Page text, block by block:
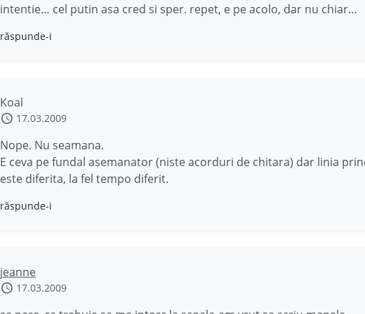
intentie… cel putin asa cred si sper. repet, e pe acolo, dar nu chiar…
răspunde-i
Koal
17.03.2009
Nope. Nu seamana.
E ceva pe fundal asemanator (niste acorduri de chitara) dar linia
este diferita, la fel tempo diferit.
răspunde-i
jeanne
17.03.2009